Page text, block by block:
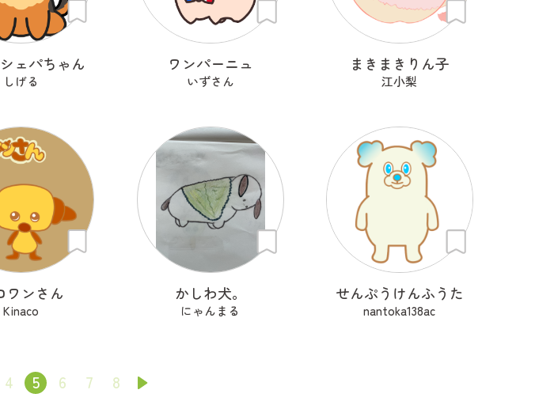
ェパちゃん
しげる
ワンパーニュ
いずさん
まきまきりん子
江小梨
ワンさん
Kinaco
かしわ犬。
にゃんまる
せんぷうけんふうた
nantoka138ac
4 5 6 7 8